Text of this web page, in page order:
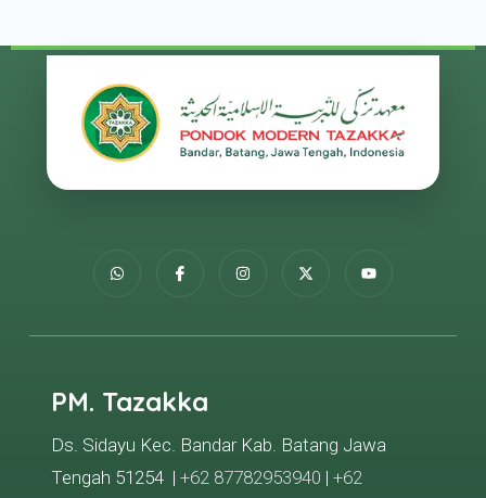
PM. Tazakka
Ds. Sidayu Kec. Bandar Kab. Batang Jawa
Tengah 51254 | +62 87782953940 | +62